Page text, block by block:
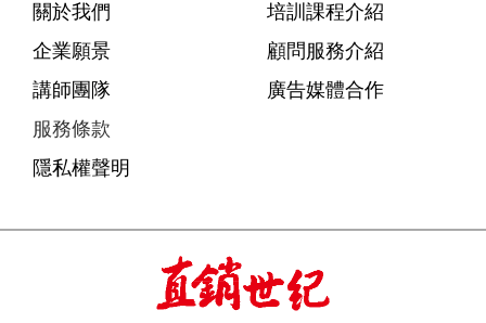
關於我們
企業願景
講師團隊
服務條款
隱私權聲明
培訓課程介紹
顧問服務介紹
廣告媒體合作